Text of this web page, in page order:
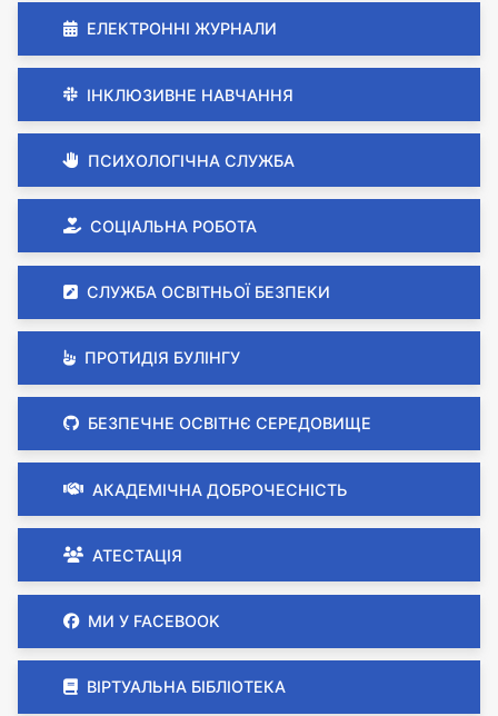
ЕЛЕКТРОННІ ЖУРНАЛИ
ІНКЛЮЗИВНЕ НАВЧАННЯ
ПСИХОЛОГІЧНА СЛУЖБА
СОЦІАЛЬНА РОБОТА
СЛУЖБА ОСВІТНЬОЇ БЕЗПЕКИ
ПРОТИДІЯ БУЛІНГУ
БЕЗПЕЧНЕ ОСВІТНЄ СЕРЕДОВИЩЕ
АКАДЕМІЧНА ДОБРОЧЕСНІСТЬ
АТЕСТАЦІЯ
МИ У FACEBOOK
ВІРТУАЛЬНА БІБЛІОТЕКА